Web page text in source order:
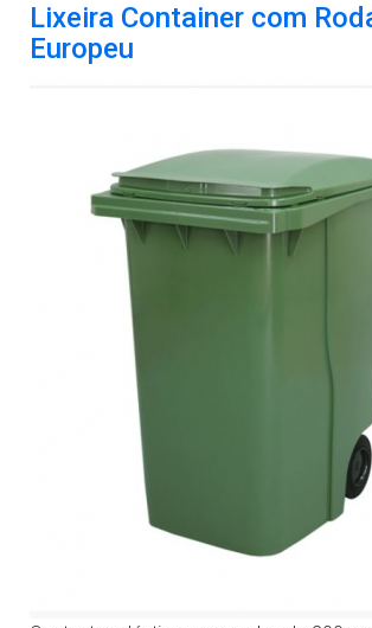
Lixeira Container com
Europeu